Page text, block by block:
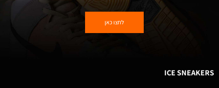
לחצו כאן
ICE SNEAKERS